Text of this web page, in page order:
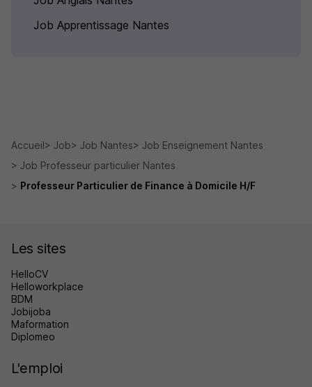
Job Apprentissage Nantes
Accueil Job Job Nantes
Job Enseignement Nantes
Job Professeur particulier Nantes
Professeur Particulier de Finance à Domicile H/F
Les sites
HelloCV
Helloworkplace
BDM
Jobijoba
Maformation
Diplomeo
L'emploi